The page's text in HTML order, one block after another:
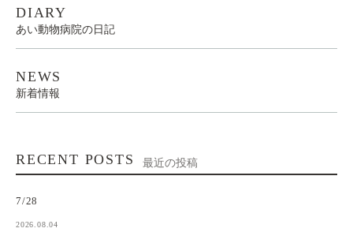
DIARY
あい動物病院の日記
NEWS
新着情報
RECENT POSTS 最近の投稿
7/28
2026.08.04